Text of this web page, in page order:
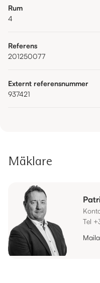
Rum
4
Referens
201250077
Externt referensnummer
937421
Mäklare
Tel
Maila